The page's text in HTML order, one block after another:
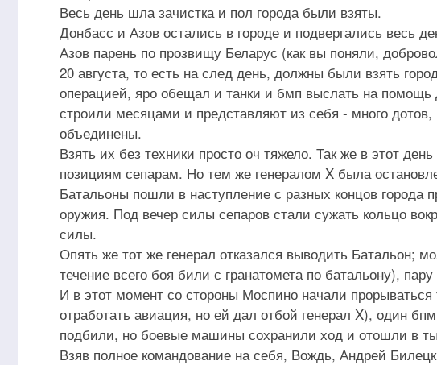
Весь день шла зачистка и пол города были взяты.
Донбасс и Азов остались в городе и подвергались весь
Азов парень по прозвищу Беларус (как вы поняли,
20 августа, то есть на след день, должны были взять
операцией, яро обещал и танки и бмп выслать на помощь
строили месяцами и представляют из себя - много
объединены.
Взять их без техники просто оч тяжело. Так же в этот
позициям сепарам. Но тем же генералом X была
Батальоны пошли в наступление с разных концов города
оружия. Под вечер силы сепаров стали сужать кольцо
силы.
Опять же тот же генерал отказался выводить Батальон;
течение всего боя били с гранатомета по батальону),
И в этот момент со стороны Моспино начали
отработать авиация, но ей дал отбой генерал X), один
подбили, но боевые машины сохранили ход и отошли в
Взяв полное командование на себя, Вождь, Андрей